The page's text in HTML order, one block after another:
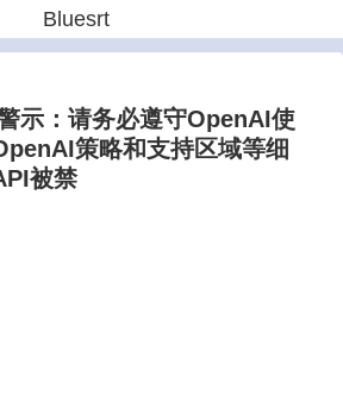
Bluesrt
示：请务必遵守OpenAI使
策略和支持区域等细
被禁